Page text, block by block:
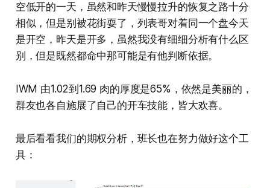
空低开的一天，虽然和昨天慢慢拉升的恢复之路十分
相似，但是别被花街耍了，列表哥对着同一个盘今天
是开空，昨天是开多，虽然我没有细细分析有什么区
别，但是既然都命中那可能是有他判断依据。
IWM 由1.02到1.69 肉的厚度是65%，依然是美丽的，
群友也各自施展了自己的开车技能，皆大欢喜。
最后看看我们的期权分析，班长也在努力做好这个工
具：